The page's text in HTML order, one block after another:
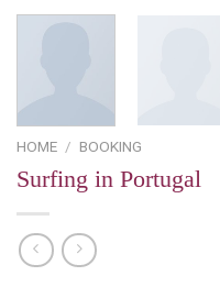
HOME / BOOKING
Surfing in Portugal